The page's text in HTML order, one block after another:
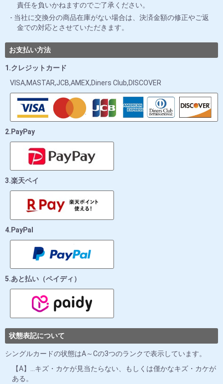
責任を負いかねますのでご了承ください。
当社に交換分の商品在庫がない場合は、決済金額の修正やご返
金での対応とさせていただきます。
お支払い方法
1.クレジットカード
VISA,MASTAR,JCB,AMEX,Diners Club,DISCOVER
2.PayPay
3.楽天ペイ
4.PayPal
5.あと払い（ペイディ）
状態表記について
シングルカードの状態はA～Cの3つのランクで表示しています。
【A】…キズ・カケが見当たらない、もしくは僅かなキズ・カケが
ある。